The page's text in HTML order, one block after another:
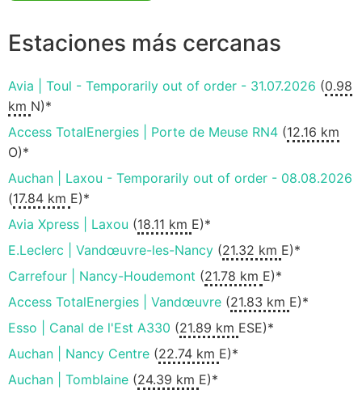
Estaciones más cercanas
Avia | Toul - Temporarily out of order - 31.07.2026 (0.98
km N)*
Access TotalEnergies | Porte de Meuse RN4 (12.16 km
O)*
Auchan | Laxou - Temporarily out of order - 08.08.2026
(17.84 km E)*
Avia Xpress | Laxou (18.11 km E)*
E.Leclerc | Vandœuvre-les-Nancy (21.32 km E)*
Carrefour | Nancy-Houdemont (21.78 km E)*
Access TotalEnergies | Vandœuvre (21.83 km E)*
Esso | Canal de l'Est A330 (21.89 km ESE)*
Auchan | Nancy Centre (22.74 km E)*
Auchan | Tomblaine (24.39 km E)*